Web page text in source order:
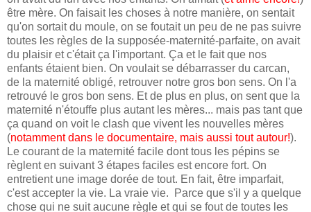
être mère. On faisait les choses à notre manière, on sentait
qu'on sortait du moule, on se foutait un peu de ne pas suivre
toutes les règles de la supposée-maternité-parfaite, on avait
du plaisir et c'était ça l'important. Ça et le fait que nos
enfants étaient bien. On voulait se débarrasser du carcan,
de la maternité obligé, retrouver notre gros bon sens. On l'a
retrouvé le gros bon sens. Et de plus en plus, on sent que la
maternité n'étouffe plus autant les mères... mais pas tant que
ça quand on voit le clash que vivent les nouvelles mères
(notamment dans le documentaire, mais aussi tout autour!).
Le courant de la maternité facile dont tous les pépins se
règlent en suivant 3 étapes faciles est encore fort. On
entretient une image dorée de tout. En fait, être imparfait,
c'est accepter la vie. La vraie vie. Parce que s'il y a quelque
chose qui ne suit aucune règle et qui se fout de toutes les